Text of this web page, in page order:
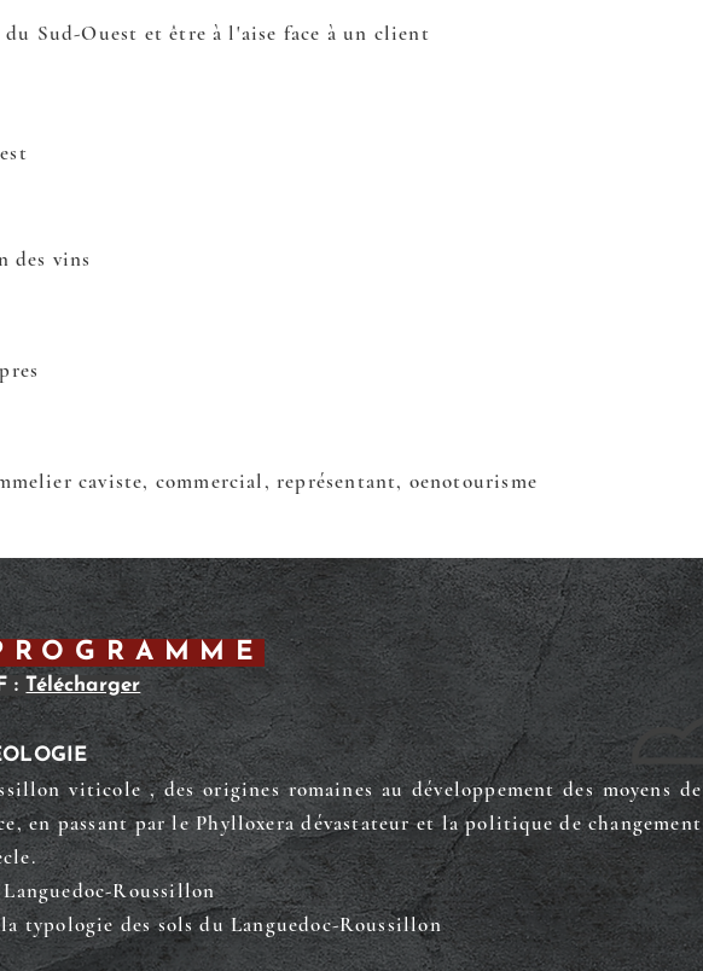
Sud-Ouest et être à l'aise face à un client
des vins
caviste, commercial, représentant, oenotourisme
:Télécharger
viticole , des origines romaines au développement des moyens de
en passant par le Phylloxera dévastateur et la politique de changement
Roussillon
typologie des sols du Languedoc-Roussillon